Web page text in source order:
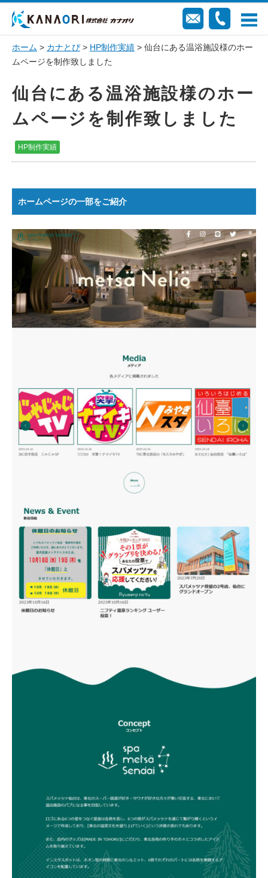
ホーム > カナとぴ> HP制作実績 > 仙台にある温浴施設様のホー
ムページを制作致しました
仙台にある温浴施設様のホー
ムページを制作致しました
HP制作実績
ホームページの一部をご紹介